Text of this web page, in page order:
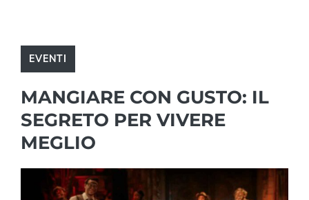
EVENTI
MANGIARE CON GUSTO: IL
SEGRETO PER VIVERE
MEGLIO